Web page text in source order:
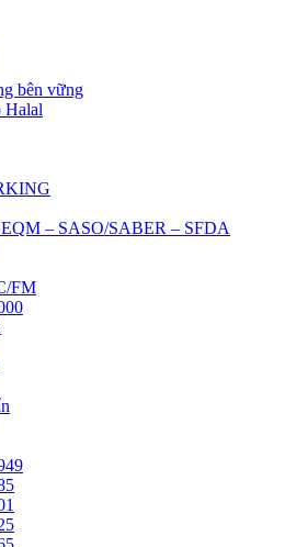
bên vững
Halal
– SASO/SABER – SFDA
FM